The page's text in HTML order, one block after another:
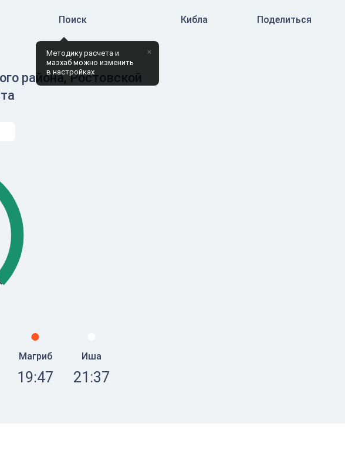
Поиск
Методику расчета и
мазхаб можно изменить
в настройках
×
Кибла Поделиться
района, Ростовской
Магриб
19:47
Иша
21:37